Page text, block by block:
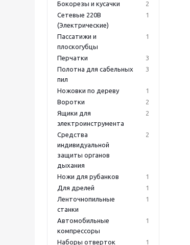
Бокорезы и кусачки
2
Сетевые 220В
(Электрические)
1
Пассатижи и
плоскогубцы
1
Перчатки
3
Полотна для сабельных
пил
3
Ножовки по дереву
1
Воротки
2
Ящики для
электроинструмента
2
Средства
индивидуальной
защиты органов
дыхания
2
Ножи для рубанков
1
Для дрелей
1
Ленточнопильные
станки
1
Автомобильные
компрессоры
1
Наборы отверток
1